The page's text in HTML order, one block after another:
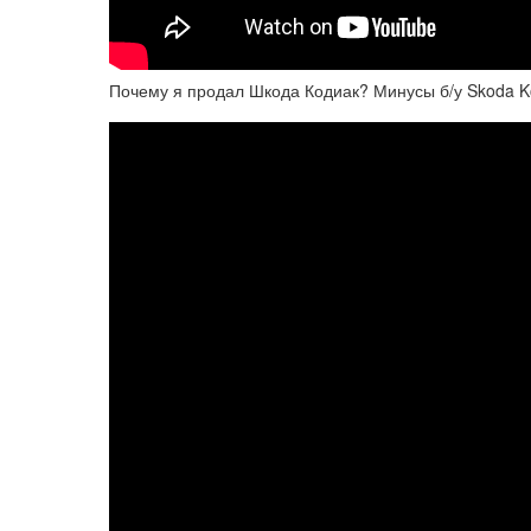
Почему я продал Шкода Кодиак? Минусы б/у Skoda